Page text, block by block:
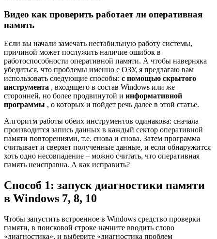
Видео как проверить работает ли оперативная
память
Если вы начали замечать нестабильную работу системы,
причиной может послужить наличие ошибок в
работоспособности оперативной памяти. А чтобы наверняка
убедиться, что проблемы именно с ОЗУ, я предлагаю вам
использовать следующие способы: с помощью скрытого
инструмента , входящего в состав Windows или же
сторонней, но более продвинутой и информативной
программы , о которых и пойдет речь далее в этой статье.
Алгоритм работы обеих инструментов одинакова: сначала
производится запись данных в каждый сектор оперативной
памяти повторениями, т.е. снова и снова. Затем программа
считывает и сверяет полученные данные, и если обнаружится
хоть одно несовпадение – можно считать, что оперативная
память неисправна. А как исправить?
Способ 1: запуск диагностики памяти
в Windows 7, 8, 10
Чтобы запустить встроенное в Windows средство проверки
памяти, в поисковой строке начните вводить слово
«диагностика», и выберите «диагностика проблем